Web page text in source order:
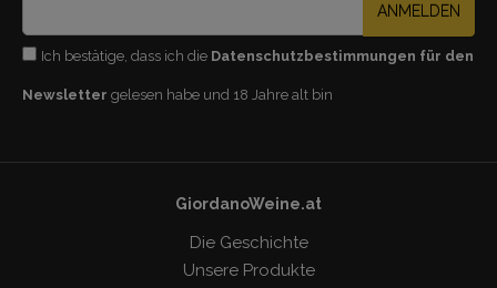
ANMELDEN
Ich bestätige, dass ich die Datenschutzbestimmungen für den
Newsletter gelesen habe und 18 Jahre alt bin
GiordanoWeine.at
Die Geschichte
Unsere Produkte